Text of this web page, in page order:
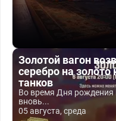
Золотой вагон
серебро на
танков
Во время Дня рождения
вновь...
05 августа, среда